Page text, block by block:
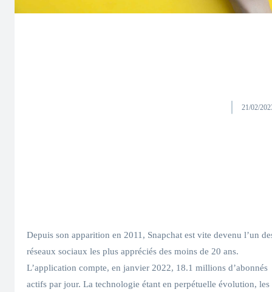
21/02/
Depuis son apparition en 2011, Snapchat est vite devenu l’un
réseaux sociaux les plus appréciés des moins de 20 ans.
L’application compte, en janvier 2022, 18.1 millions d’abonnés
actifs par jour. La technologie étant en perpétuelle évolution, les